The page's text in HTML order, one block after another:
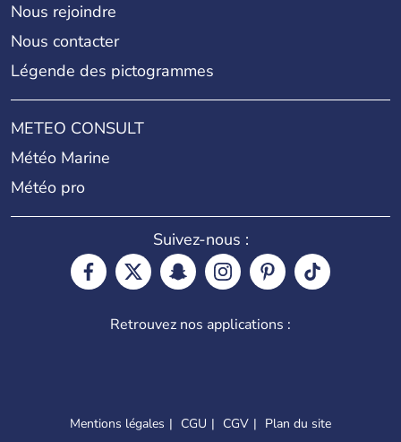
Nous rejoindre
Nous contacter
Légende des pictogrammes
METEO CONSULT
Météo Marine
Météo pro
Suivez-nous :
Retrouvez nos applications :
Mentions légales CGU CGV Plan du site